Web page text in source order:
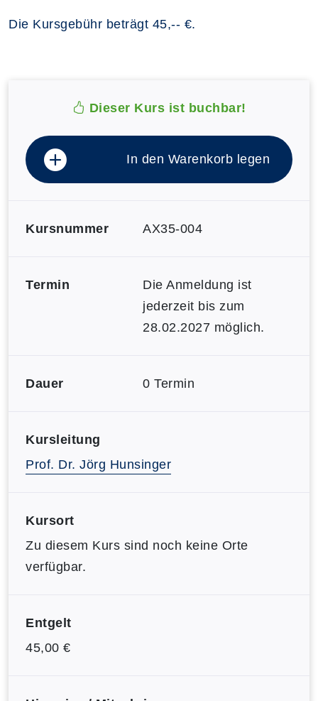
Die Kursgebühr beträgt 45,-- €.
Dieser Kurs ist buchbar!
In den Warenkorb legen
Kursnummer AX35-004
Termin
Die Anmeldung ist
jederzeit bis zum
28.02.2027 möglich.
Dauer 0 Termin
Kursleitung
Prof. Dr. Jörg Hunsinger
Kursort
Zu diesem Kurs sind noch keine Orte
verfügbar.
Entgelt
45,00 €